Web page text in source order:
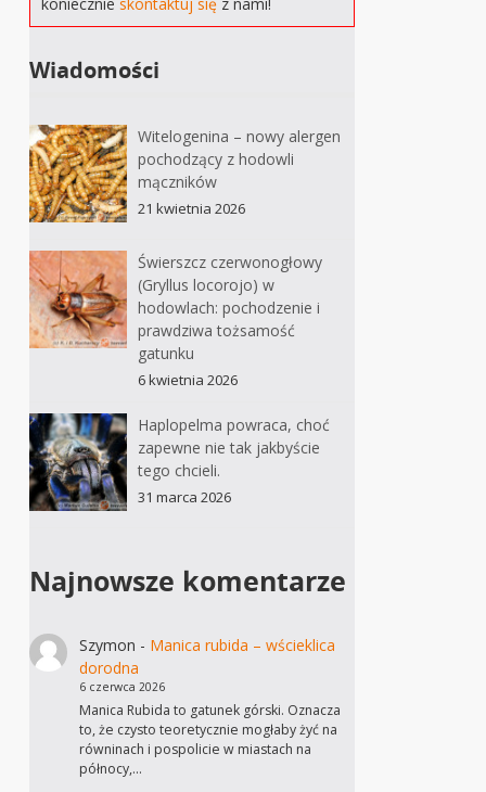
Wiadomości
Witelogenina – nowy alergen
pochodzący z hodowli
mączników
21 kwietnia 2026
Świerszcz czerwonogłowy
(Gryllus locorojo) w
hodowlach: pochodzenie i
prawdziwa tożsamość
gatunku
6 kwietnia 2026
Haplopelma powraca, choć
zapewne nie tak jakbyście
tego chcieli.
31 marca 2026
Najnowsze komentarze
Szymon - Manica rubida – wścieklica
dorodna
6 czerwca 2026
Manica Rubida to gatunek górski. Oznacza
to, że czysto teoretycznie mogłaby żyć na
równinach i pospolicie w miastach na
północy,…